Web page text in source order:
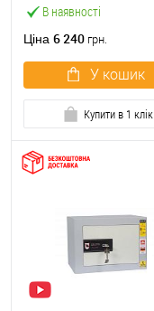
В наявності
Ціна 6 240 грн.
У кошик
Купити в 1 клік